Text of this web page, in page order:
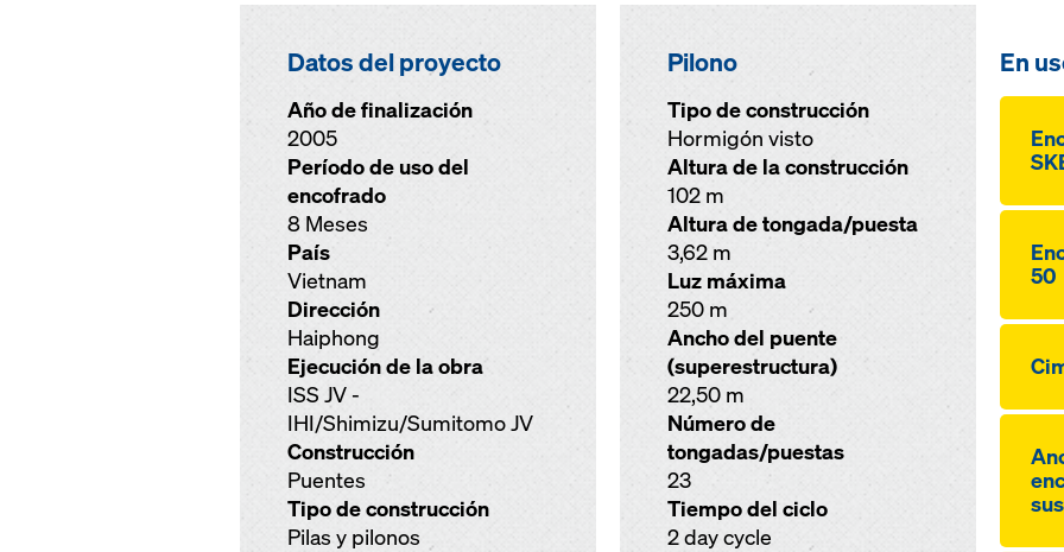
Datos del proyecto
Año de finalización
2005
Período de uso del
encofrado
8 Meses
País
Vietnam
Dirección
Haiphong
Ejecución de la obra
ISS JV -
IHI/Shimizu/Sumitomo JV
Construcción
Puentes
Tipo de construcción
Pilas y pilonos
Pilono
Tipo de construcción
Hormigón visto
Altura de la construcción
102 m
Altura de tongada/puesta
3,62 m
Luz máxima
250 m
Ancho del puente
(superestructura)
22,50 m
Número de
tongadas/puestas
23
Tiempo del ciclo
2 day cycle
En
50